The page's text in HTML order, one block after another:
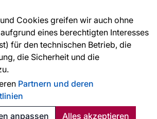
Cookies greifen wir auch ohne
eines berechtigten Interesses
für den technischen Betrieb, die
die Sicherheit und die
Partnern und deren
anpassen
Alles akzeptieren
geleistet von:
Daten